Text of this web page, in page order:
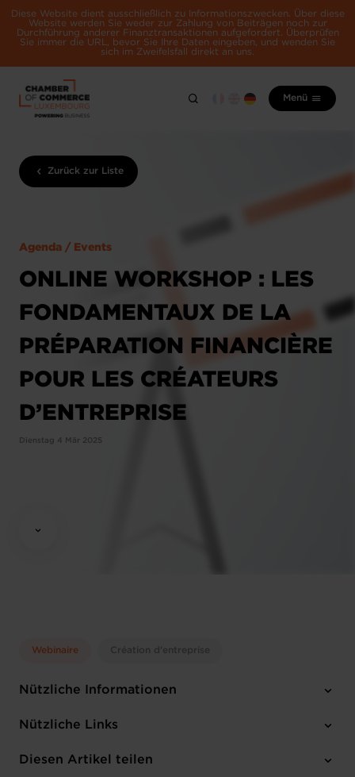
Diese Website dient ausschließlich zu Informationszwecken. Über diese
Website werden Sie weder zur Zahlung von Beiträgen noch zur
Durchführung anderer Finanztransaktionen aufgefordert. Überprüfen
Sie immer die URL, bevor Sie Ihre Daten eingeben, und wenden Sie
sich im Zweifelsfall direkt an uns.
Menü
Zurück zur Liste
Agenda / Events
ONLINE WORKSHOP : LES
FONDAMENTAUX DE LA
PRÉPARATION FINANCIÈRE
POUR LES CRÉATEURS
D’ENTREPRISE
Dienstag 4 Mär 2025
Webinaire Création d'entreprise
Nützliche Informationen
Dienstag 4 Mär 2025
Online Workshop
Nützliche Links
Anmelden
Diesen Artikel teilen